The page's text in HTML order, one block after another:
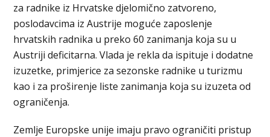
za radnike iz Hrvatske djelomično zatvoreno,
poslodavcima iz Austrije moguće zaposlenje
hrvatskih radnika u preko 60 zanimanja koja su u
Austriji deficitarna. Vlada je rekla da ispituje i dodatne
izuzetke, primjerice za sezonske radnike u turizmu
kao i za proširenje liste zanimanja koja su izuzeta od
ograničenja.
Zemlje Europske unije imaju pravo ograničiti pristup